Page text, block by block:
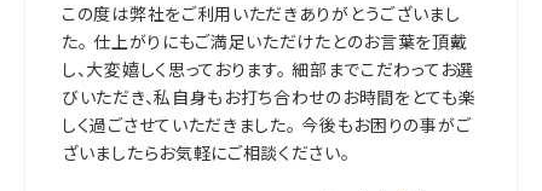
この度は弊社をご利用いただきありがとうございまし
た。 仕上がりにもご満足いただけたとのお言葉を頂戴
し、大変嬉しく思っております。 細部までこだわってお選
びいただき、私自身もお打ち合わせのお時間をとても楽
しく過ごさせていただきました。 今後もお困りの事がご
ざいましたらお気軽にご相談ください。